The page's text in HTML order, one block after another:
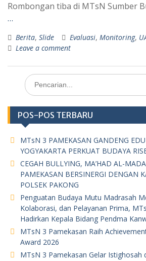
Rombongan tiba di MTsN Sumber
…
Berita, Slide Evaluasi, Monitoring,
Leave a comment
Search
for:
POS-POS TERBARU
MTsN 3 PAMEKASAN GANDENG
YOGYAKARTA PERKUAT BUDAYA
CEGAH BULLYING, MA’HAD AL-
PAMEKASAN BERSINERGI DENGAN
POLSEK PAKONG
Penguatan Budaya Mutu Madrasah
Kolaborasi, dan Pelayanan Prima,
Hadirkan Kepala Bidang Pendma
MTsN 3 Pamekasan Raih
Award 2026
MTsN 3 Pamekasan Gelar Istighosah